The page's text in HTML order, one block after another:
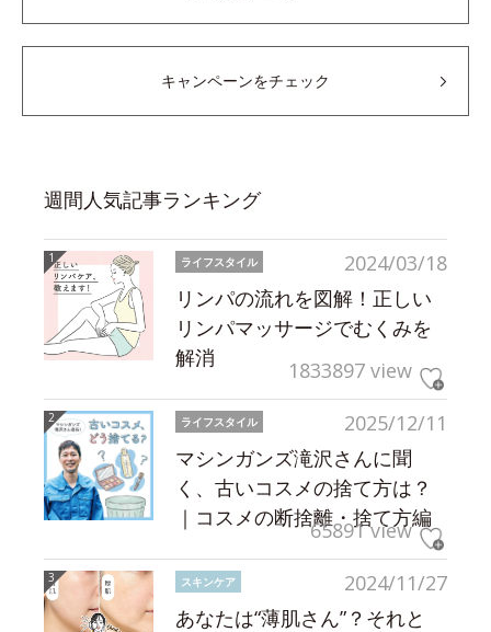
キャンペーンをチェック
週間人気記事ランキング
2024/03/18
ライフスタイル
リンパの流れを図解！正しい
リンパマッサージでむくみを
解消
1833897 view
2025/12/11
ライフスタイル
マシンガンズ滝沢さんに聞
く、古いコスメの捨て方は？
｜コスメの断捨離・捨て方編
65891 view
2024/11/27
スキンケア
あなたは“薄肌さん”？それと